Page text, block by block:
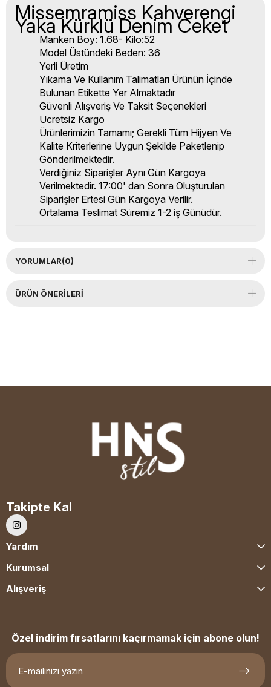
Missemramiss Kahverengi
Yaka Kürklü Denim Ceket
Manken Boy: 1.68- Kilo:52
Model Üstündeki Beden: 36
Yerli Üretim
Yıkama Ve Kullanım Talimatları Ürünün İçinde
Bulunan Etikette Yer Almaktadır
Güvenli Alışveriş Ve Taksit Seçenekleri
Ücretsiz Kargo
Ürünlerimizin Tamamı; Gerekli Tüm Hijyen Ve
Kalite Kriterlerine Uygun Şekilde Paketlenip
Gönderilmektedir.
Verdiğiniz Siparişler Aynı Gün Kargoya
Verilmektedir. 17:00' dan Sonra Oluşturulan
Siparişler Ertesi Gün Kargoya Verilir.
Ortalama Teslimat Süremiz 1-2 iş Günüdür.
YORUMLAR(0)
ÜRÜN ÖNERILERI
Takipte Kal
Yardım
Kurumsal
Alışveriş
Özel indirim fırsatlarını kaçırmamak için abone olun!